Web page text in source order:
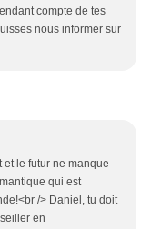
compte de tes
nous informer sur
le futur ne manque
qui est
/> Daniel, tu doit
en